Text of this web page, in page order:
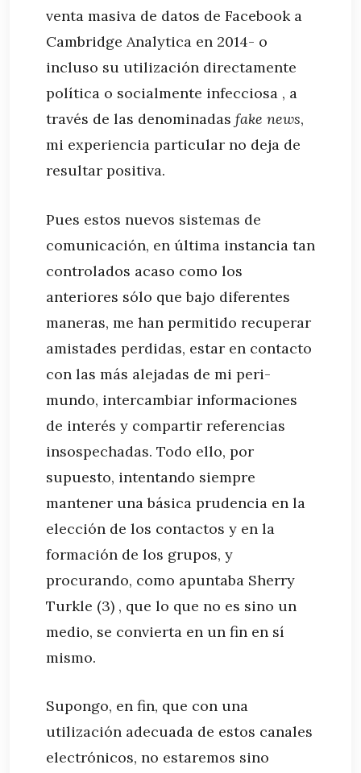
venta masiva de datos de Facebook a
Cambridge Analytica en 2014- o
incluso su utilización directamente
política o socialmente infecciosa , a
través de las denominadas fake news,
mi experiencia particular no deja de
resultar positiva.
Pues estos nuevos sistemas de
comunicación, en última instancia tan
controlados acaso como los
anteriores sólo que bajo diferentes
maneras, me han permitido recuperar
amistades perdidas, estar en contacto
con las más alejadas de mi peri-
mundo, intercambiar informaciones
de interés y compartir referencias
insospechadas. Todo ello, por
supuesto, intentando siempre
mantener una básica prudencia en la
elección de los contactos y en la
formación de los grupos, y
procurando, como apuntaba Sherry
Turkle (3) , que lo que no es sino un
medio, se convierta en un fin en sí
mismo.
Supongo, en fin, que con una
utilización adecuada de estos canales
electrónicos, no estaremos sino